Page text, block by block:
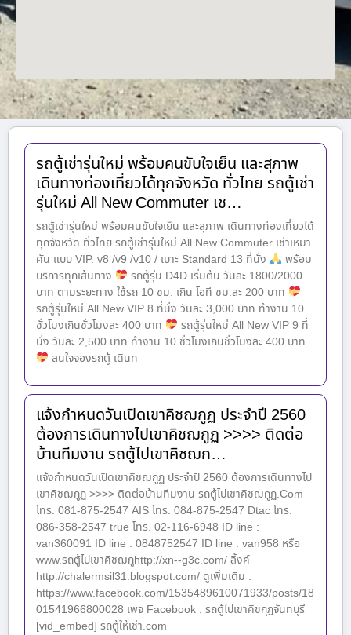
รถตู้เช่ารุ่นใหม่ พร้อมคนขับใจเย็น และสุภาพ
เดินทางท่องเที่ยวได้ทุกจังหวัด ทั่วไทย รถตู้เช่า
รุ่นใหม่ All New Commuter เช…
รถตู้เช่ารุ่นใหม่ พร้อมคนขับใจเย็น และสุภาพ เดินทางท่องเที่ยวได้
ทุกจังหวัด ทั่วไทย รถตู้เช่ารุ่นใหม่ All New Commuter เช่าเหมา
คัน แบบ VIP. v8 /v9 /v10 / เบาะ Standard 13 ที่นั่ง
พร้อม
บริการทุกเส้นทาง
รถตู้รุ่น D4D เริ่มต้น วันละ 1800​/2000
บาท ตามระยะทาง ใช้รถ 10 ชม. เกิน โอที ชม.ละ 200 บาท
รถตู้รุ่นใหม่ All New VIP 8 ที่นั่ง วันละ 3,000 บาท ทำงาน 10
ชั่วโมงเกินชั่วโมงละ 400 บาท
รถตู้รุ่นใหม่ All New VIP 9 ที่
นั่ง วันละ 2,500 บาท ทำงาน 10 ชั่วโมงเกินชั่วโมงละ 400 บาท
สนใจจองรถตู้ เดินท
แจ้งกำหนดวันเปิดเขาคิชฌกูฏ ประจำปี 2560
ต้องการเดินทางไปเขาคิชฌกูฏ >>>> ติดต่อ
บ้านทีมงาน รถตู้ไปเขาคิชฌก…
แจ้งกำหนดวันเปิดเขาคิชฌกูฏ ประจำปี 2560 ต้องการเดินทางไป
เขาคิชฌกูฏ >>>> ติดต่อบ้านทีมงาน รถตู้ไปเขาคิชฌกูฏ.Com
โทร. 081-875-2547 AIS โทร. 084-875-2547 Dtac โทร.
086-358-2547 true โทร. 02-116-6948 ID line :
van360091 ID line : 0848752547 ID line : van958 หรือ
www.รถตู้ไปเขาคิชฌกูhttp://xn--g3c.com/ ลิ้งค์
http://chalermsil31.blogspot.com/ ดูเพิ่มเติม :
https://www.facebook.com/1535489610071933/posts/18
01541966800028 เพจ Facebook : รถตู้ไปเขาคิชกุฏจันทบุรี
[vid_embed] รถตู้ให้เช่า.com